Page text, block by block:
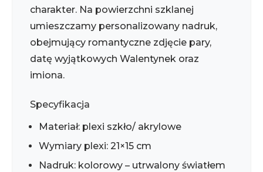
charakter. Na powierzchni szklanej
umieszczamy personalizowany nadruk,
obejmujący romantyczne zdjęcie pary,
datę wyjątkowych Walentynek oraz
imiona.
Specyfikacja
Materiał: plexi szkło/ akrylowe
Wymiary plexi: 21×15 cm
Nadruk: kolorowy – utrwalony światłem